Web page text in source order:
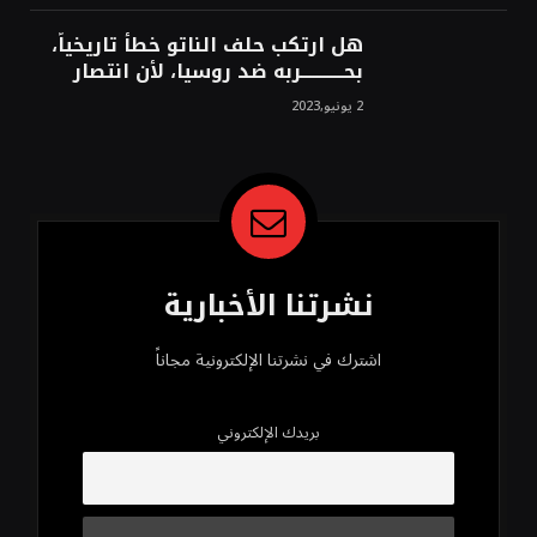
هل ارتكب حلف الناتو خطأً تاريخياً،
بحــــــــــــربه ضد روسيا، لأن انتصار
روسيا الحتمي، سيفتت الناتو!محمد
محسن 2 يونيو,2023
نشرتنا الأخبارية
اشترك في نشرتنا الإلكترونية مجاناً
بريدك الإلكتروني